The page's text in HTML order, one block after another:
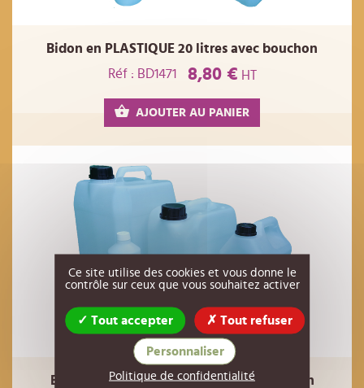
Bidon en PLASTIQUE 20 litres avec bouchon
Réf : BD1471
8,80 € HT
AJOUTER AU PANIER
Bidon en PLASTIQUE 5 litres avec bouchon
Ce site utilise des cookies et vous donne le
contrôle sur ceux que vous souhaitez activer
Tout accepter Tout refuser
Personnaliser
Politique de confidentialité